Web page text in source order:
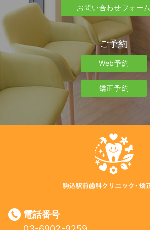
お問い合わせフォーム
ご予約
Web予約
矯正予約
電話番号